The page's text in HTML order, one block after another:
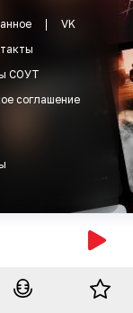
VK
СОУТ
соглашение